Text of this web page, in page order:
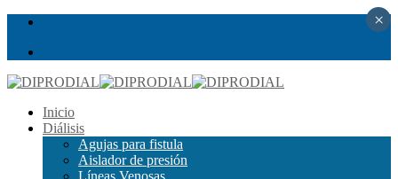
Inicio
Diálisis
Agujas para fistula
Aislador de presión
Líneas Venosas
×